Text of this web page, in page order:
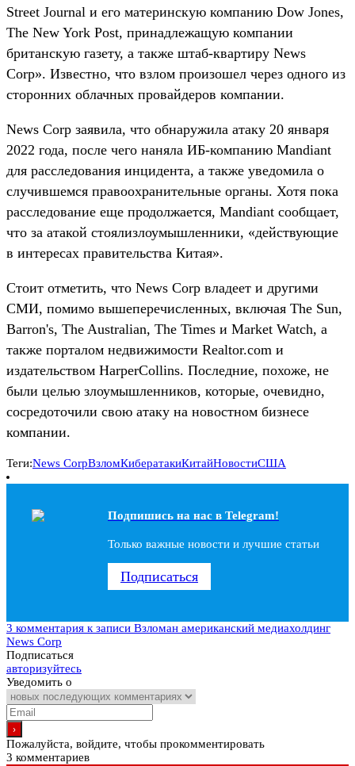
Street Journal и его материнскую компанию Dow Jones,
The New York Post, принадлежащую компании
британскую газету, а также штаб-квартиру News
Corp». Известно, что взлом произошел через одного из
сторонних облачных провайдеров компании.
News Corp заявила, что обнаружила атаку 20 января
2022 года, после чего наняла ИБ-компанию Mandiant
для расследования инцидента, а также уведомила о
случившемся правоохранительные органы. Хотя пока
расследование еще продолжается, Mandiant сообщает,
что за атакой стояли​​злоумышленники, «действующие
в интересах правительства Китая».
Стоит отметить, что News Corp владеет и другими
СМИ, помимо вышеперечисленных, включая The Sun,
Barron's, The Australian, The Times и Market Watch, а
также порталом недвижимости Realtor.com и
издательством HarperCollins. Последние, похоже, не
были целью злоумышленников, которые, очевидно,
сосредоточили свою атаку на новостном бизнесе
компании.
Теги:News CorpВзломКибератакиКитайНовостиСША
Подпишись на наc в Telegram!
Только важные новости и лучшие статьи
Подписаться
3 комментария к записи Взломан американский медиахолдинг
News Corp
Подписаться
авторизуйтесь
Уведомить о
Пожалуйста, войдите, чтобы прокомментировать
3 комментариев